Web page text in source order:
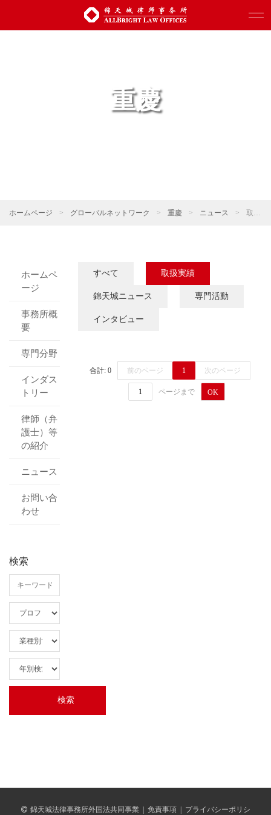
重慶
ホームページ > グローバルネットワーク > 重慶 > ニュース > 取扱実績
ホームペ
ージ
事務所概
要
専門分野
インダス
トリー
律師（弁
護士）等
の紹介
ニュース
お問い合
わせ
検索
すべて 取扱実績
錦天城ニュース 専門活動
インタビュー
合計: 0 前のページ 1 次のページ
ページまで OK
錦天城法律事務所外国法共同事業 免責事項 プライバシーポリシ